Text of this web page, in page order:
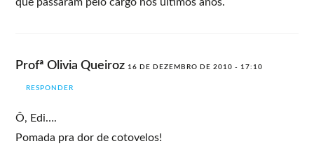
Profª Olivia Queiroz 16 DE DEZEMBRO DE 2010 - 17:10
RESPONDER
Ô, Edi….
Pomada pra dor de cotovelos!